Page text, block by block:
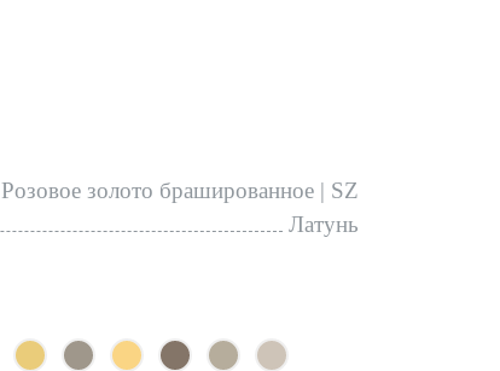
Розовое золото брашированное | SZ
Латунь